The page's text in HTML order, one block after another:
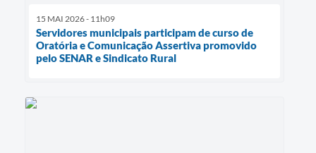
15 MAI 2026 - 11h09
Servidores municipais participam de curso de
Oratória e Comunicação Assertiva promovido
pelo SENAR e Sindicato Rural